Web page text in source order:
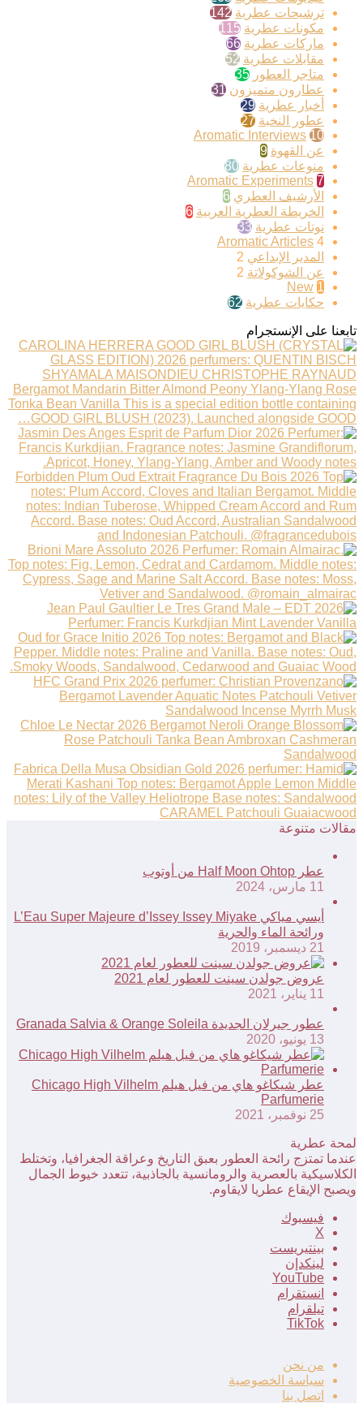
ترشيحات عطرية 142
مكونات عطرية 115
ماركات عطرية 66
مقابلات عطرية 52
متاجر العطور 35
عطارون متميزون 31
أخبار عطرية 29
عطور النخبة 27
Aromatic Interviews 10
عن القهوة 9
منوعات عطرية 80
Aromatic Experiments 7
الأرشيف العطري 6
الخريطة العطرية العربية 6
نوتات عطرية 33
Aromatic Articles 4
المدير الإبداعي 2
عن الشوكولاتة 2
New 1
حكايات عطرية 62
تابعنا على الإنستجرام
مقالات متنوعة
عطر Half Moon Ohtop من أوتوب
11 مارس، 2024
أيسي مياكي L’Eau Super Majeure d’Issey Issey Miyake
ورائحة الماء والحرية
21 ديسمبر، 2019
عروض جولدن سينت للعطور لعام 2021
11 يناير، 2021
عطور جيرلان الجديدة Granada Salvia & Orange Soleila
13 يونيو، 2020
عطر شيكاغو هاي من فيل هيلم Chicago High Vilhelm
Parfumerie
25 نوفمبر، 2021
لمحة عطرية
عندما تمتزج رائحة العطور بعبق التاريخ وعراقة الجغرافيا، وتختلط
الكلاسيكية بالعصرية والرومانسية بالجاذبية، تتعدد خيوط الجمال
ويصبح الإيقاع عطريا لايقاوم.
فيسبوك
‫X
بينتيريست
لينكدإن
‫YouTube
انستقرام
تيلقرام
‫TikTok
من نحن
سياسة الخصوصية
اتصل بنا